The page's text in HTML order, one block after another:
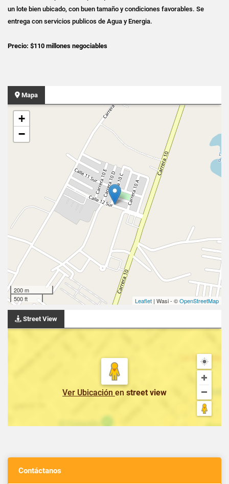
un lote bien ubicado, con buen tamaño y condiciones favorables. Se
entrega con servicios publicos de Agua y Energia.
Precio: $110 millones negociables
Mapa
+
−
200 m
500 ft
Leaflet | Wasi - ©OpenStreetMap
Street View
Ver Ubicación en street view
Contáctanos